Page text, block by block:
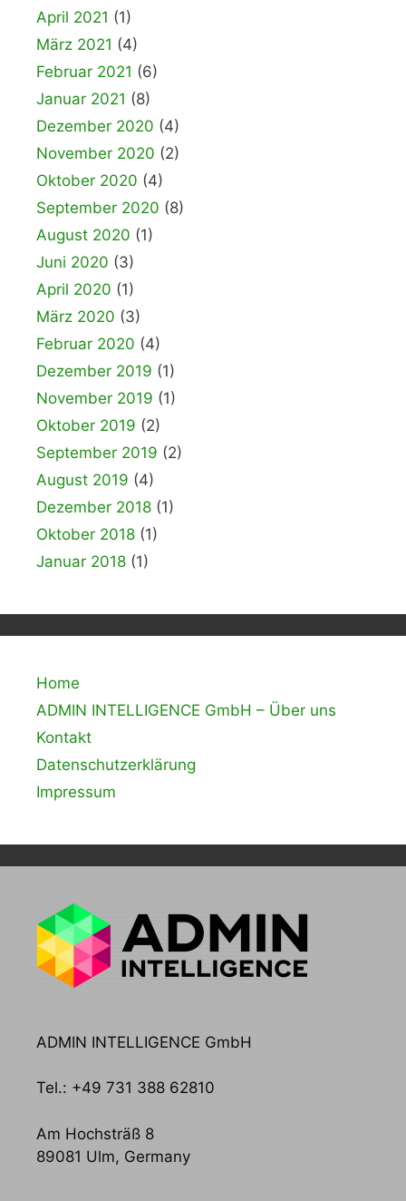
April 2021 (1)
März 2021 (4)
Februar 2021 (6)
Januar 2021 (8)
Dezember 2020 (4)
November 2020 (2)
Oktober 2020 (4)
September 2020 (8)
August 2020 (1)
Juni 2020 (3)
April 2020 (1)
März 2020 (3)
Februar 2020 (4)
Dezember 2019 (1)
November 2019 (1)
Oktober 2019 (2)
September 2019 (2)
August 2019 (4)
Dezember 2018 (1)
Oktober 2018 (1)
Januar 2018 (1)
Home
ADMIN INTELLIGENCE GmbH – Über uns
Kontakt
Datenschutzerklärung
Impressum
ADMIN INTELLIGENCE GmbH
Tel.: +49 731 388 62810
Am Hochsträß 8
89081 Ulm, Germany